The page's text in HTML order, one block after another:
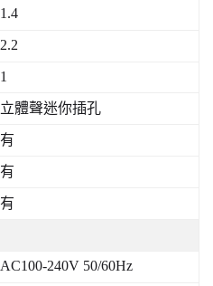
1.4
2.2
1
立體聲迷你插孔
有
有
有
AC100-240V 50/60Hz